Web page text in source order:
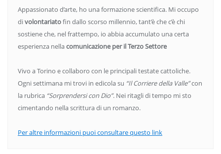
Appassionato d’arte, ho una formazione scientifica. Mi occupo
divolontariatofin dallo scorso millennio, tant’è che c’è chi
sostiene che, nel frattempo, io abbia accumulato una certa
esperienza nellacomunicazione per il Terzo Settore
Vivo a Torino e collaboro con le principali testate cattoliche.
Ogni settimana mi trovi in edicola su “Il Corriere della Valle”con
la rubrica “Sorprendersi con Dio”. Nei ritagli di tempo mi sto
cimentando nella scrittura di un romanzo.
Per altre informazioni puoi consultare questo link